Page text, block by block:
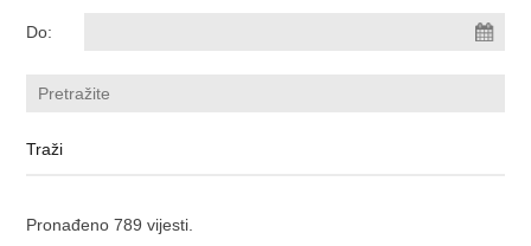
Do:
Pronađeno 789 vijesti.